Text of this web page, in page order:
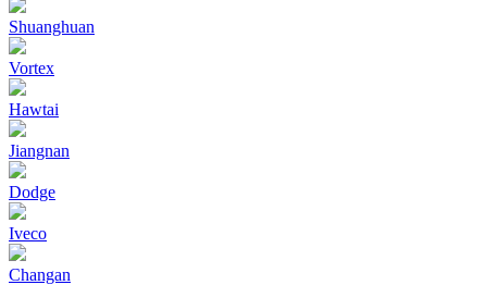
Shuanghuan
Vortex
Hawtai
Jiangnan
Dodge
Iveco
Changan